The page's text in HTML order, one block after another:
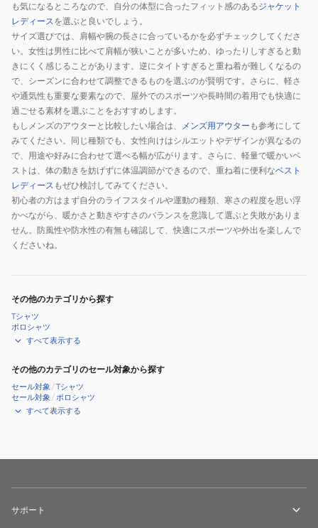
も気になるところなので、自分の体型に合ったフィット感のあるジャケット
レディースを選ぶと良いでしょう。
サイズ選びでは、肩幅や腕の長さに合っているかを必ずチェックしてくださ
い。女性は男性に比べて肩幅が狭いことが多いため、ゆったりしすぎると動
きにくく感じることがあります。逆にタイトすぎると重ね着が難しくなるの
で、シーズンに合わせて調整できるものを選ぶのが賢明です。さらに、軽さ
や通気性も重要な要素なので、屋外でのスポーツや長時間の着用でも快適に
過ごせる素材を選ぶことをおすすめします。
もしメンズのアウターと比較したい場合は、
メンズ用アウター も参考にして
みてください。同じ種類でも、女性向けはシルエットやデザインが異なるの
で、用途や好みに合わせて選べる幅が広がります。さらに、軽量で暖かいベ
ストは、体の動きを妨げずに体温調節ができるので、重ね着に便利なベスト
レディース もぜひ検討してみてください。
初心者の方はまず自分のライフスタイルや運動の種類、寒さの程度を思い浮
かべながら、暖かさと動きやすさのバランスを意識して選ぶと失敗がありま
せん。防風性や防水性の有無も確認して、快適にスポーツや外出を楽しんで
くださいね。
その他のカテゴリから探す
Tシャツ
ポロシャツ
すべて表示する
その他のカテゴリのセール対象から探す
セール対象 /Tシャツ
セール対象 /ポロシャツ
すべて表示する
サポート